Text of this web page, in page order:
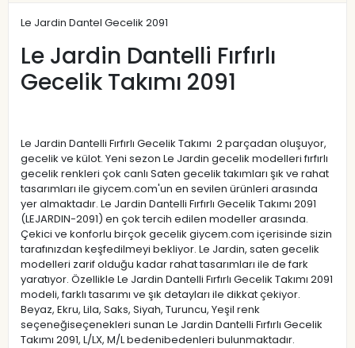
Le Jardin Dantel Gecelik 2091
Le Jardin Dantelli Fırfırlı
Gecelik Takımı 2091
Le Jardin Dantelli Fırfırlı Gecelik Takımı 2 parçadan oluşuyor,
gecelik ve külot. Yeni sezon Le Jardin gecelik modelleri fırfırlı
gecelik renkleri çok canlı Saten gecelik takımları şık ve rahat
tasarımları ile giycem.com'un en sevilen ürünleri arasında
yer almaktadır. Le Jardin Dantelli Fırfırlı Gecelik Takımı 2091
(LEJARDIN-2091) en çok tercih edilen modeller arasında.
Çekici ve konforlu birçok gecelik giycem.com içerisinde sizin
tarafınızdan keşfedilmeyi bekliyor. Le Jardin, saten gecelik
modelleri zarif olduğu kadar rahat tasarımları ile de fark
yaratıyor. Özellikle Le Jardin Dantelli Fırfırlı Gecelik Takımı 2091
modeli, farklı tasarımı ve şık detayları ile dikkat çekiyor.
Beyaz, Ekru, Lila, Saks, Siyah, Turuncu, Yeşil renk
seçeneğiseçenekleri sunan Le Jardin Dantelli Fırfırlı Gecelik
Takımı 2091, L/LX, M/L bedenibedenleri bulunmaktadır.